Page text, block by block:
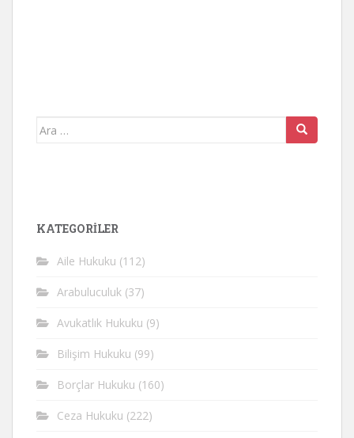
Arama
KATEGORİLER
Aile Hukuku (112)
Arabuluculuk (37)
Avukatlık Hukuku (9)
Bilişim Hukuku (99)
Borçlar Hukuku (160)
Ceza Hukuku (222)